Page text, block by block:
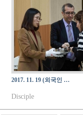
2017. 11. 19 (외국인 …
Disciple